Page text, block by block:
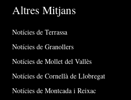
Altres Mitjans
Notícies de Terrassa
Notícies de Granollers
Notícies de Mollet del Vallès
Notícies de Cornellà de Llobregat
Notícies de Montcada i Reixac